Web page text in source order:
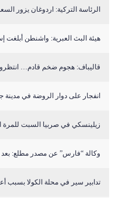
الرئاسة التركية: اردوغان يزور
هيئة البث العبرية: واشنطن أبلغت
قاليباف: هجوم ضخم قادم… انتظروا
انفجار على دوار الروضة في
زيلينسكي في صربيا السبت للمرة
وكالة “فارس” عن مصدر مطلع: بعد
تدابير سير في محلة الكولا بسبب